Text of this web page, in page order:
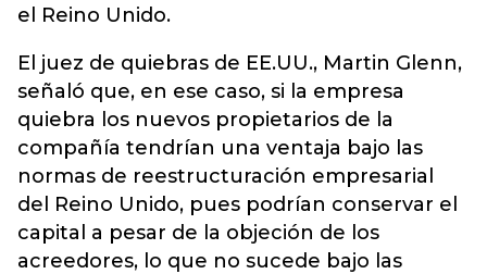
el Reino Unido.
El juez de quiebras de EE.UU., Martin Glenn,
señaló que, en ese caso, si la empresa
quiebra los nuevos propietarios de la
compañía tendrían una ventaja bajo las
normas de reestructuración empresarial
del Reino Unido, pues podrían conservar el
capital a pesar de la objeción de los
acreedores, lo que no sucede bajo las